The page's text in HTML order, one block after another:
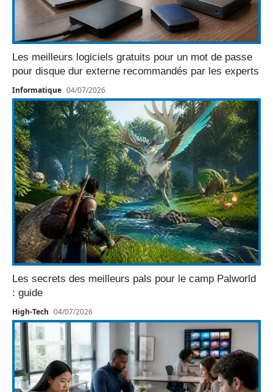
Les meilleurs logiciels gratuits pour un mot de passe
pour disque dur externe recommandés par les experts
Informatique 04/07/2026
Les secrets des meilleurs pals pour le camp Palworld
: guide
High-Tech 04/07/2026